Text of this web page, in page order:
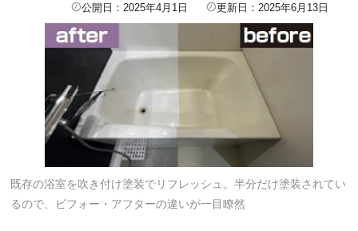
公開日：2025年4月1日 更新日：2025年6月13日
既存の浴室を吹き付け塗装でリフレッシュ。半分だけ塗装されてい
るので、ビフォー・アフターの違いが一目瞭然